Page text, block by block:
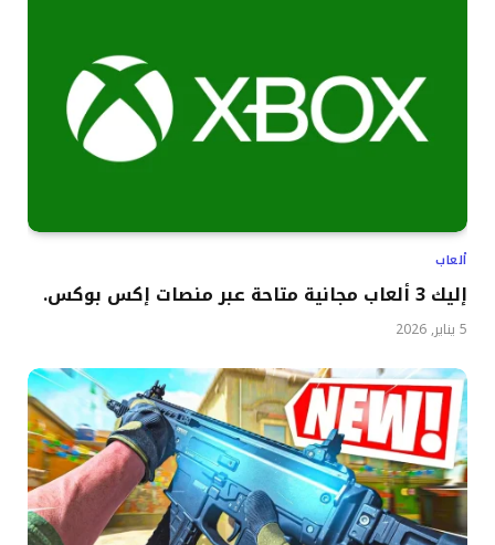
ألعاب
إليك 3 ألعاب مجانية متاحة عبر منصات إكس بوكس.
5 يناير, 2026